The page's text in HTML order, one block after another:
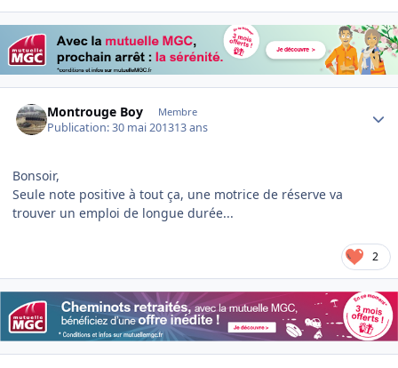
Montrouge Boy Membre
Publication:30 mai 201313 ans
Bonsoir,
Seule note positive à tout ça, une motrice de réserve va
trouver un emploi de longue durée...
2